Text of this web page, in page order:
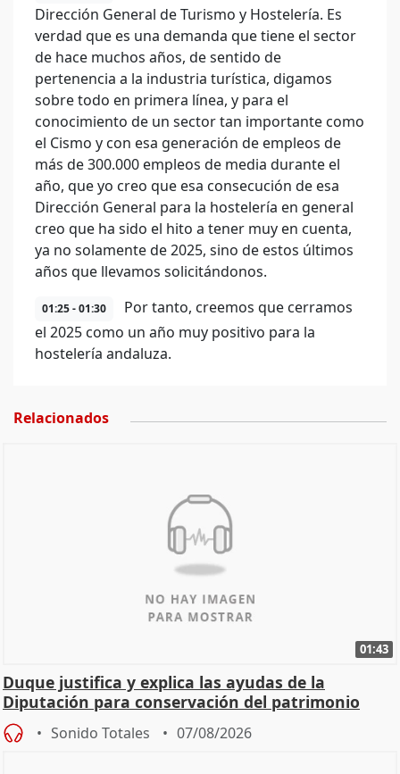
Dirección General de Turismo y Hostelería. Es
verdad que es una demanda que tiene el sector
de hace muchos años, de sentido de
pertenencia a la industria turística, digamos
sobre todo en primera línea, y para el
conocimiento de un sector tan importante como
el Cismo y con esa generación de empleos de
más de 300.000 empleos de media durante el
año, que yo creo que esa consecución de esa
Dirección General para la hostelería en general
creo que ha sido el hito a tener muy en cuenta,
ya no solamente de 2025, sino de estos últimos
años que llevamos solicitándonos.
01:25 - 01:30
Por tanto, creemos que cerramos
el 2025 como un año muy positivo para la
hostelería andaluza.
Relacionados
01:43
Duque justifica y explica las ayudas de la
Diputación para conservación del patrimonio
Sonido Totales 07/08/2026